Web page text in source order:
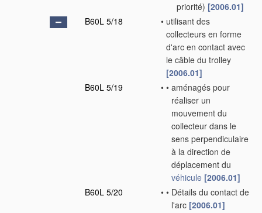
priorité) [2006.01]
B60L 5/18
• utilisant des
collecteurs en forme
d'arc en contact avec
le câble du trolley
[2006.01]
B60L 5/19
• • aménagés pour
réaliser un
mouvement du
collecteur dans le
sens perpendiculaire
à la direction de
déplacement du
véhicule [2006.01]
B60L 5/20
• • Détails du contact de
l'arc [2006.01]